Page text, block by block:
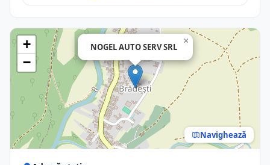
NOGEL AUTO SERV SRL
×
+
−
Navighează